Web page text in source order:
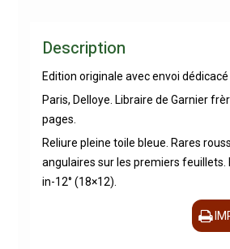
Description
Edition originale avec envoi dédicacé
Paris, Delloye. Libraire de Garnier
pages.
Reliure pleine toile bleue. Rares
angulaires sur les premiers feuillets.
in-12° (18×12).